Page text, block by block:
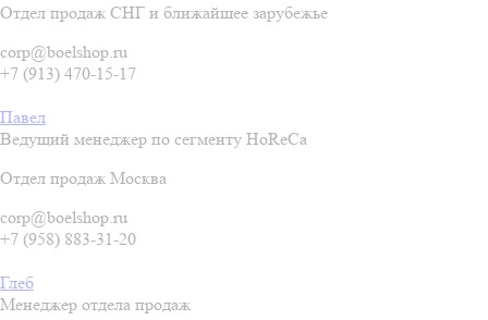
Отдел продаж СНГ и ближайшее зарубежье
corp@boelshop.ru
+7 (913) 470-15-17
Павел
Ведущий менеджер по сегменту HoReCa
Отдел продаж Москва
corp@boelshop.ru
+7 (958) 883-31-20
Глеб
Менеджер отдела продаж